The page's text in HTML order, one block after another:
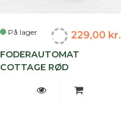
På lager 229,00 kr.
FODERAUTOMAT
COTTAGE RØD